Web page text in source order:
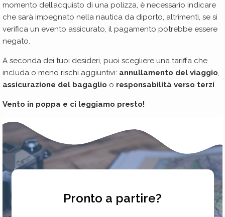
momento dell’acquisto di una polizza, è necessario indicare
che sarà impegnato nella nautica da diporto, altrimenti, se si
verifica un evento assicurato, il pagamento potrebbe essere
negato.
A seconda dei tuoi desideri, puoi scegliere una tariffa che
includa o meno rischi aggiuntivi: annullamento del viaggio,
assicurazione del bagaglio o responsabilità verso terzi.
Vento in poppa e ci leggiamo presto!
Pronto a partire?